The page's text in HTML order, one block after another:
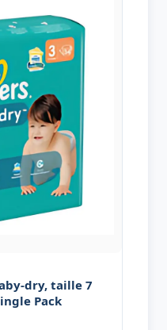
dry, taille 7
Pack